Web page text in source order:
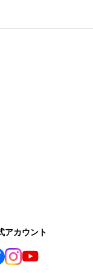
アカウント